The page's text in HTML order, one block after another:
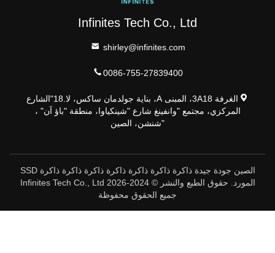
Infinites Tech Co., Ltd
shirley@infinites.com
0086-755-27839400
الغرفة 3A18، المبنى A، بناية جولدمان ساكس، لا.18"الشارع
المركزي، مجتمع "وانفينغ شارع "شينكياوا، منطقة "باؤ آن" ،
"شنشن، الصين
الصين جودة جيدة ذاكرة ذاكرة ذاكرة ذاكرة ذاكرة ذاكرة ذاكرة SSD
المورد. حقوق الطبع والنشر © 2024-2026 Infinites Tech Co., Ltd
جميع الحقوق محفوظة